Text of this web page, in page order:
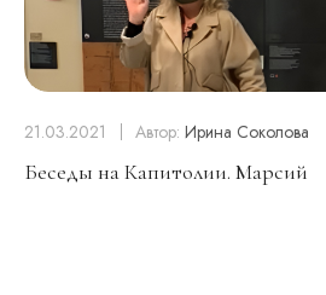
21.03.2021 Автор: Ирина Соколова
Беседы на Капитолии. Марсий